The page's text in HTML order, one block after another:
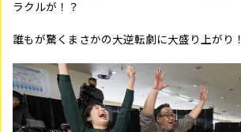
ラクルが！？
誰もが驚くまさかの大逆転劇に大盛り上がり！